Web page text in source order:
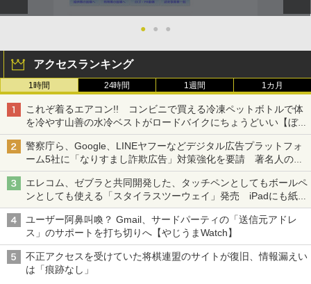
● ● ●
アクセスランキング
1時間 24時間 1週間 1カ月
これぞ着るエアコン!! コンビニで買える冷凍ペットボトルで体
を冷やす山善の水冷ベストがロードバイクにちょうどいい【ぼっ
ち・ざ・ろーど！その14】【空いた時間でなにしてる？】
警察庁ら、Google、LINEヤフーなどデジタル広告プラットフォ
ーム5社に「なりすまし詐欺広告」対策強化を要請 著名人の写
真や映像を使った投資詐欺などへの対策として
エレコム、ゼブラと共同開発した、タッチペンとしてもボールペ
ンとしても使える「スタイラスツーウェイ」発売 iPadにも紙に
も、持ち替えずに書き込める
ユーザー阿鼻叫喚？ Gmail、サードパーティの「送信元アドレ
ス」のサポートを打ち切りへ【やじうまWatch】
不正アクセスを受けていた将棋連盟のサイトが復旧、情報漏えい
は「痕跡なし」